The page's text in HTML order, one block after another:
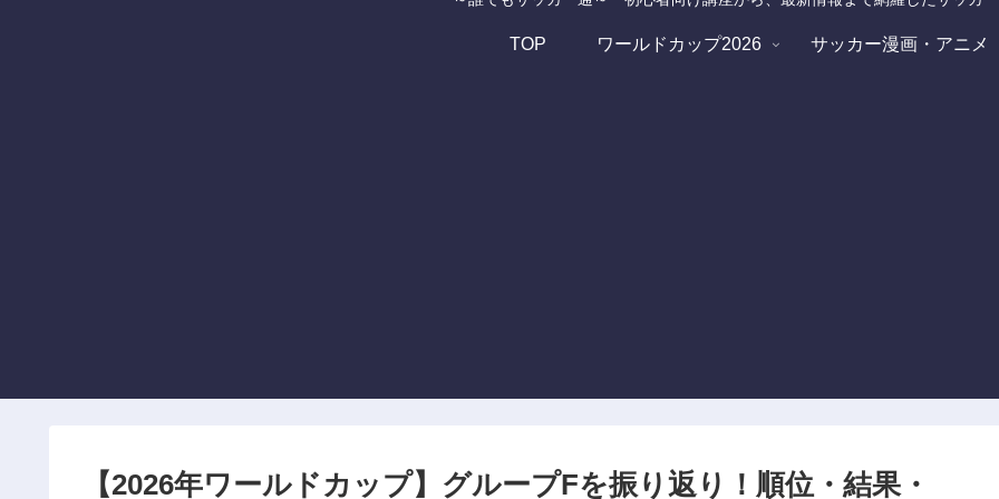
TOP ワールドカップ2026 サッカー漫画・アニメ
【2026年ワールドカップ】グループFを振り返り！順位・結果・